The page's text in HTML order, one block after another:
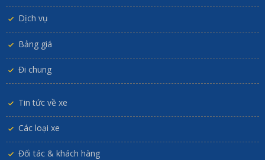
Dịch vụ
Bảng giá
Đi chung
Tin tức về xe
Các loại xe
Đối tác & khách hàng